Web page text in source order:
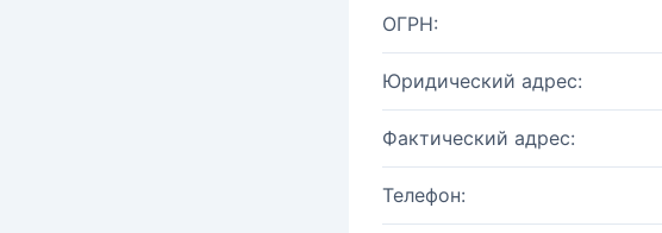
ОГРН:
Юридический адрес:
Фактический адрес:
Телефон: